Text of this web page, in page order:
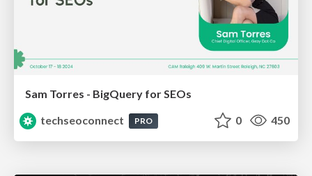
Sam Torres - BigQuery for SEOs
techseoconnect
PRO 0 450